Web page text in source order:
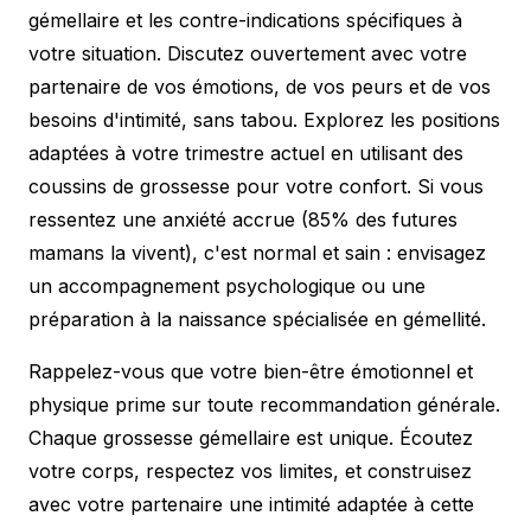
gémellaire et les contre-indications spécifiques à
votre situation. Discutez ouvertement avec votre
partenaire de vos émotions, de vos peurs et de vos
besoins d'intimité, sans tabou. Explorez les positions
adaptées à votre trimestre actuel en utilisant des
coussins de grossesse pour votre confort. Si vous
ressentez une anxiété accrue (85% des futures
mamans la vivent), c'est normal et sain : envisagez
un accompagnement psychologique ou une
préparation à la naissance spécialisée en gémellité.
Rappelez-vous que votre bien-être émotionnel et
physique prime sur toute recommandation générale.
Chaque grossesse gémellaire est unique. Écoutez
votre corps, respectez vos limites, et construisez
avec votre partenaire une intimité adaptée à cette